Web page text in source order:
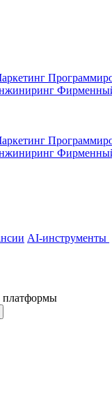
AI-инструменты
платформы